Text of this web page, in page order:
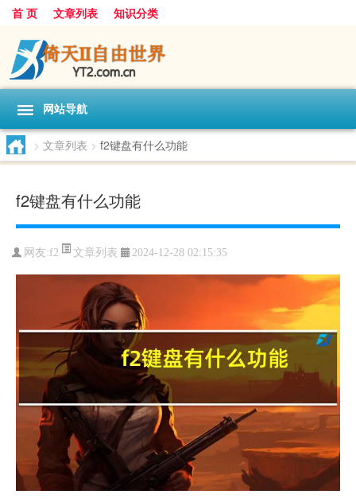
首 页 文章列表 知识分类
网站导航
> 文章列表 > f2键盘有什么功能
f2键盘有什么功能
网友:f2 文章列表 2024-12-28 02:15:35